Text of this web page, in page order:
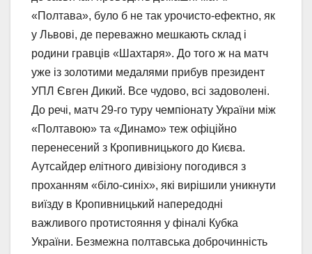
«Полтава», було б не так урочисто-ефектно, як
у Львові, де переважно мешкають склад і
родини гравців «Шахтаря». До того ж на матч
уже із золотими медалями прибув президент
УПЛ Євген Дикий. Все чудово, всі задоволені.
До речі, матч 29-го туру чемпіонату України між
«Полтавою» та «Динамо» теж офіційно
перенесений з Кропивницького до Києва.
Аутсайдер елітного дивізіону погодився з
проханням «біло-синіх», які вирішили уникнути
виїзду в Кропивницький напередодні
важливого протистояння у фіналі Кубка
України. Безмежна полтавська доброчинність